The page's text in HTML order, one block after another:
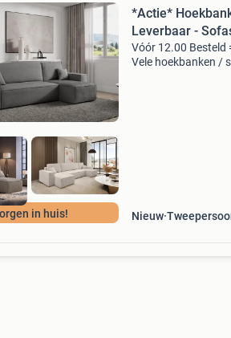
in huis!
*Actie*
Leverbaar -
Vóór 12.00 Besteld
Vele hoekbanken /
Nieuw